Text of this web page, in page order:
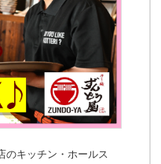
のキッチン・ホールス